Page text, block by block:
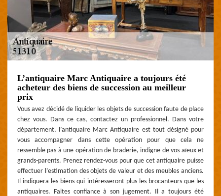
L’antiquaire Marc Antiquaire a toujours été
acheteur des biens de succession au meilleur
prix
Vous avez décidé de liquider les objets de succession faute de place
chez vous. Dans ce cas, contactez un professionnel. Dans votre
département, l’antiquaire Marc Antiquaire est tout désigné pour
vous accompagner dans cette opération pour que cela ne
ressemble pas à une opération de braderie, indigne de vos aïeux et
grands-parents. Prenez rendez-vous pour que cet antiquaire puisse
effectuer l’estimation des objets de valeur et des meubles anciens.
Il indiquera les biens qui intéresseront plus les brocanteurs que les
antiquaires. Faites confiance à son jugement. Il a toujours été